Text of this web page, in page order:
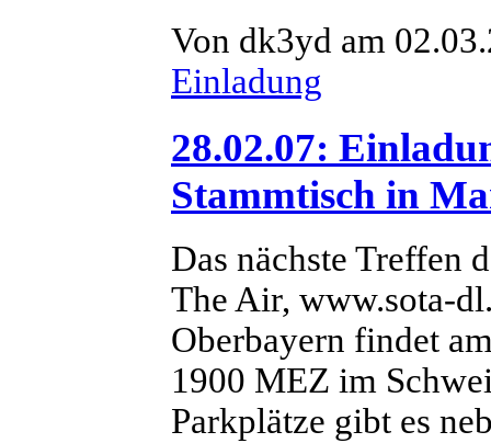
Von dk3yd am
Einladung
28.02.07:
Stammtisch in
Das nächste Treffen
The Air, www.sota-
Oberbayern findet
1900 MEZ im
Parkplätze gibt es